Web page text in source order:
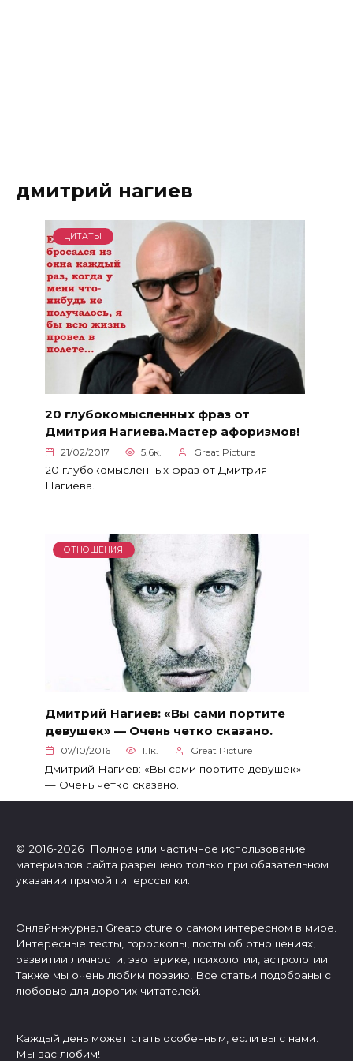
дмитрий нагиев
ЦИТАТЫ
20 глубокомысленных фраз от
Дмитрия Нагиева.Мастер афоризмов!
21/02/2017 5.6к. Great Picture
20 глубокомысленных фраз от Дмитрия
Нагиева.
ОТНОШЕНИЯ
Дмитрий Нагиев: «Вы сами портите
девушек» — Очень четко сказано.
07/10/2016 1.1к. Great Picture
Дмитрий Нагиев: «Вы сами портите девушек»
— Очень четко сказано.
© 2016-2026 Полное или частичное использование
материалов сайта разрешено только при обязательном
указании прямой гиперссылки.
Онлайн-журнал Greatpicture о самом интересном в мире.
Интересные тесты, гороскопы, посты об отношениях,
развитии личности, эзотерике, психологии, астрологии.
Также мы очень любим поэзию! Все статьи подобраны с
любовью для дорогих читателей.
Каждый день может стать особенным, если вы с нами.
Мы вас любим!